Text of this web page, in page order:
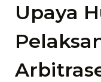
Upaya